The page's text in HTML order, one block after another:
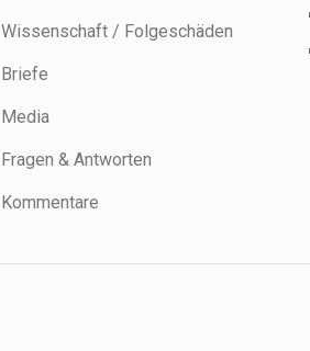
Wissenschaft / Folgeschäden
Briefe
Media
Fragen & Antworten
Kommentare